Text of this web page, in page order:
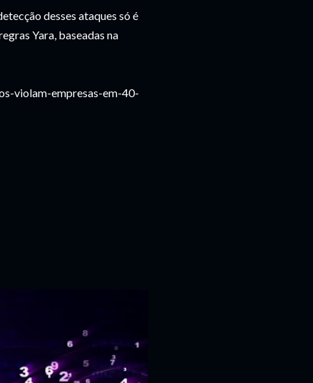
desses ataques só é
Yara, baseadas na
violam-empresas-em-40-